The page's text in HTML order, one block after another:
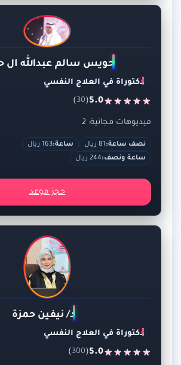
حويس سالم عبدالله
دكتوراة في العلاج النفسي
5.0
(
30
)
فيديوهات مجانية: 2
نصف ساعة:81 ريال ساعة:163 ريال
ساعة ونصف:244 ريال
حجز موعد
د/ نيفين حمزة
دكتوراة في العلاج النفسي
5.0
(
300
)